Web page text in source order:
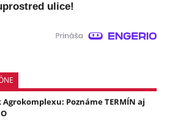
ulice!
Agrokomplexu: Poznáme TERMÍN aj